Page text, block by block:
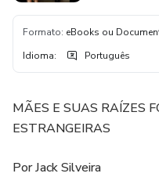
Formato: eBooks ou
Idioma: Português
MÃES E SUAS RAÍZES
ESTRANGEIRAS
Por Jack Silveira